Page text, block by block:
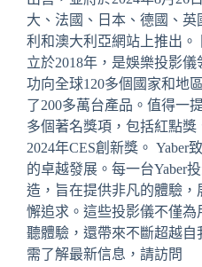
大、法國、日本、德國、英
利和澳大利亞網站上推出。
立於2018年，是娛樂投影
功向全球120多個國家和地
了200多萬台產品。值得一
多個著名獎項，包括紅點獎
2024年CES創新獎。 Yaber
的卓越發展。每一台Yaber
造，旨在提供非凡的體驗，
懈追求。這些投影儀不僅為
聽體驗，還帶來不斷超越自
需了解最新信息，請訪問